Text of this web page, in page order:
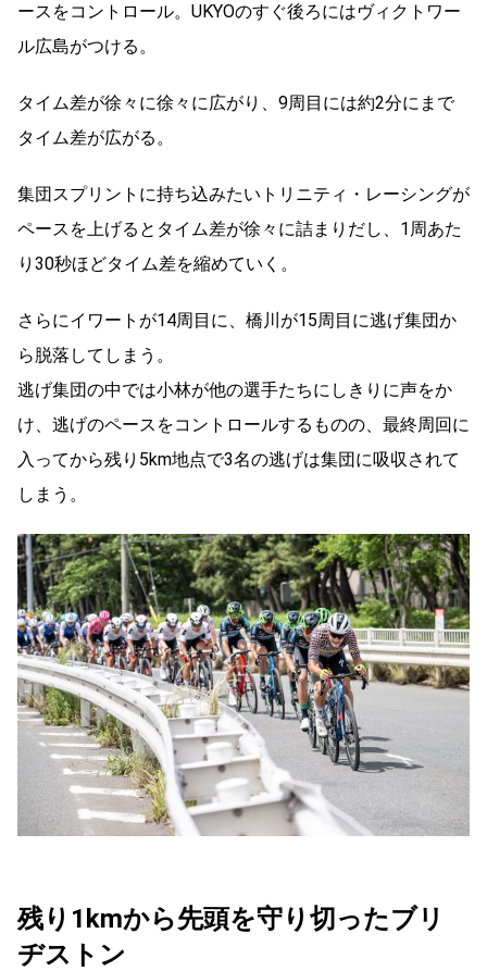
ースをコントロール。UKYOのすぐ後ろにはヴィクトワー
ル広島がつける。
タイム差が徐々に徐々に広がり、9周目には約2分にまで
タイム差が広がる。
集団スプリントに持ち込みたいトリニティ・レーシングが
ペースを上げるとタイム差が徐々に詰まりだし、1周あた
り30秒ほどタイム差を縮めていく。
さらにイワートが14周目に、橋川が15周目に逃げ集団か
ら脱落してしまう。
逃げ集団の中では小林が他の選手たちにしきりに声をか
け、逃げのペースをコントロールするものの、最終周回に
入ってから残り5km地点で3名の逃げは集団に吸収されて
しまう。
残り1kmから先頭を守り切ったブリ
ヂストン